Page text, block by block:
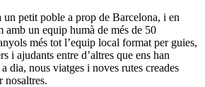
un petit poble a prop de Barcelona, i en
amb un equip humà de més de 50
més tot l’equip local format per guies,
i ajudants entre d’altres que ens han
dia, nous viatges i noves rutes creades
nosaltres.